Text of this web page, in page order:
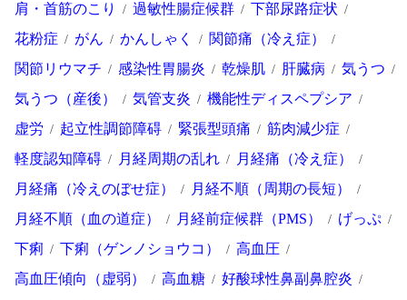
肩・首筋のこり
過敏性腸症候群
下部尿路症状
花粉症
がん かんしゃく
関節痛（冷え症）
関節リウマチ
感染性胃腸炎 乾燥肌 肝臓病
気うつ
気うつ（産後）
気管支炎
機能性ディスペプシア
虚労
起立性調節障碍 緊張型頭痛
筋肉減少症
軽度認知障碍
月経周期の乱れ
月経痛（冷え症）
月経痛（冷えのぼせ症）
月経不順（周期の長短）
月経不順（血の道症）
月経前症候群（PMS）
げっぷ
下痢
下痢（ゲンノショウコ）
高血圧
高血圧傾向（虚弱）
高血糖
好酸球性鼻副鼻腔炎